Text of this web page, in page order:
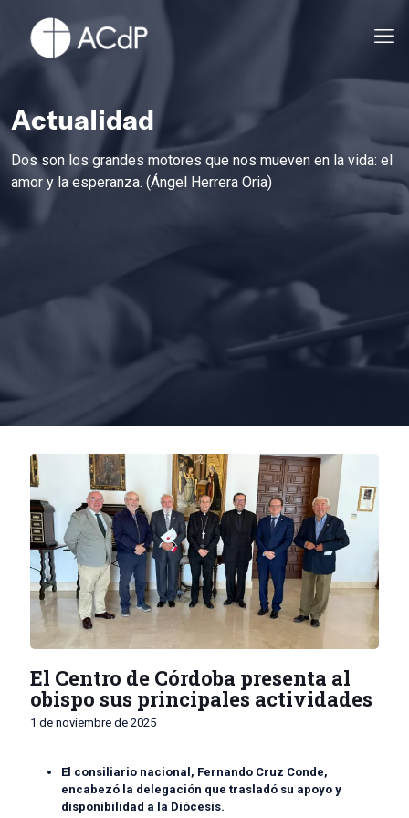
Actualidad
Dos son los grandes motores que nos mueven en la vida: el
amor y la esperanza. (Ángel Herrera Oria)
El Centro de Córdoba presenta al
obispo sus principales actividades
1 de noviembre de 2025
El consiliario nacional, Fernando Cruz Conde,
encabezó la delegación que trasladó su apoyo y
disponibilidad a la Diócesis.